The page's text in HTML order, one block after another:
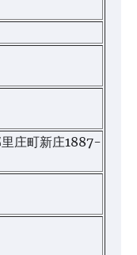
庄町新庄1887-